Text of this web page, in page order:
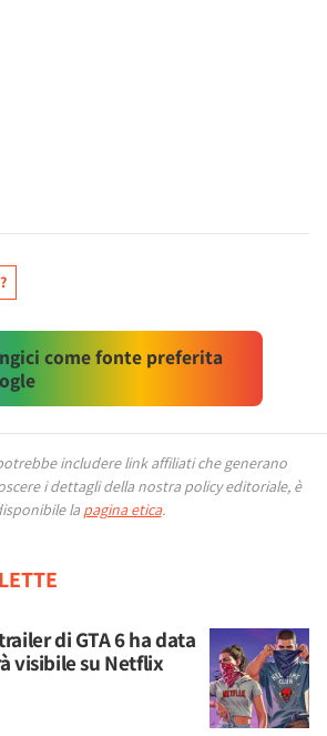
come fonte preferita
includere link affiliati che generano
i dettagli della nostra policy editoriale, è
la pagina etica.
di GTA 6 ha data
visibile su Netflix